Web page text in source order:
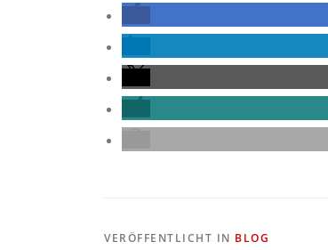
VERÖFFENTLICHT IN BLOG